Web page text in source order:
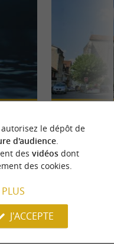
au
Principale ville du
Pau et Bayonne
13ème au ...
le dépôt de
d'audience.
des vidéosdont
des cookies.
J'ACCEPTE